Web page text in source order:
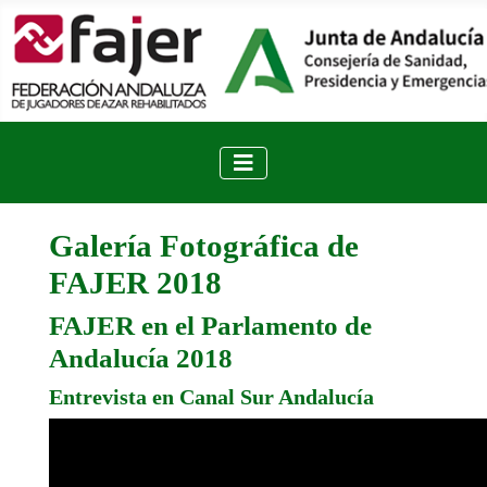
Galería Fotográfica de
FAJER 2018
FAJER en el Parlamento de
Andalucía 2018
Entrevista en Canal Sur Andalucía